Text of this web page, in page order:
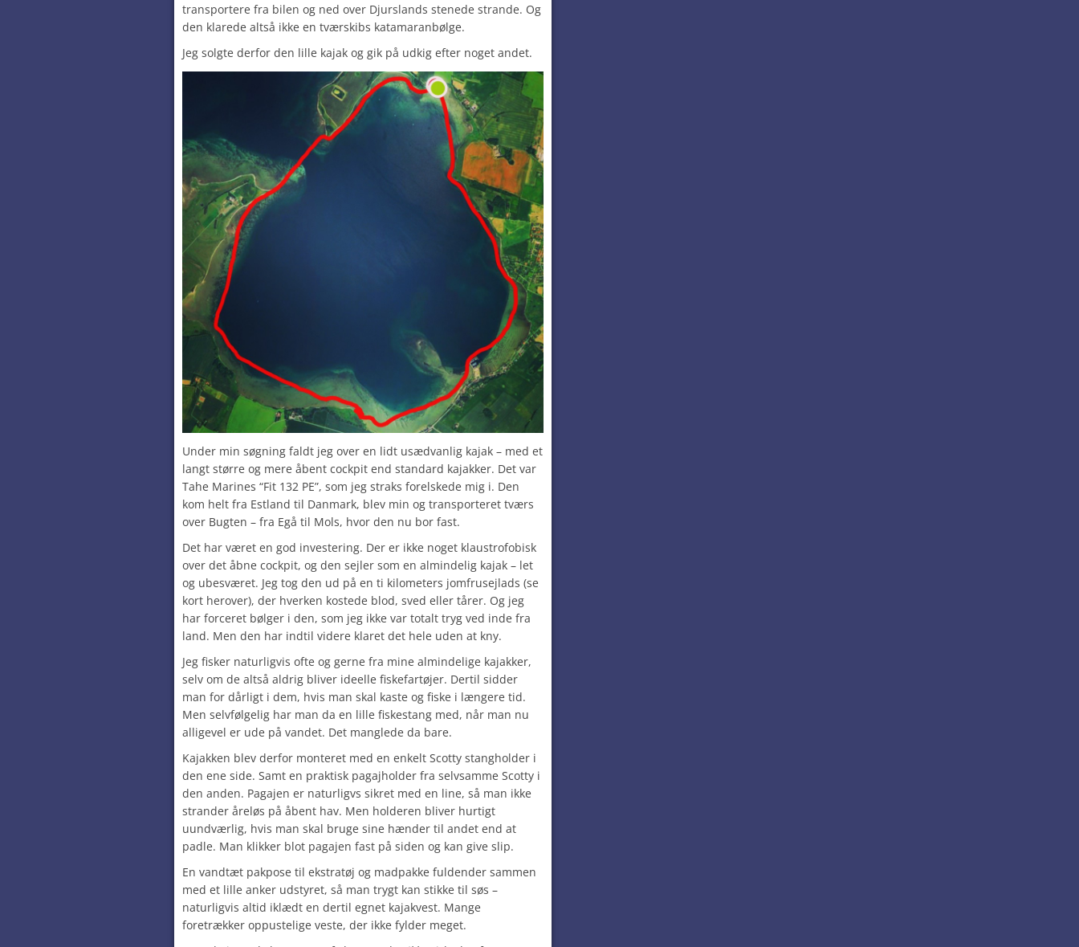
transportere fra bilen og ned over Djurslands stenede strande. Og
den klarede altså ikke en tværskibs katamaranbølge.
Jeg solgte derfor den lille kajak og gik på udkig efter noget andet.
Under min søgning faldt jeg over en lidt usædvanlig kajak – med et
langt større og mere åbent cockpit end standard kajakker. Det var
Tahe Marines “Fit 132 PE”, som jeg straks forelskede mig i. Den
kom helt fra Estland til Danmark, blev min og transporteret tværs
over Bugten – fra Egå til Mols, hvor den nu bor fast.
Det har været en god investering. Der er ikke noget klaustrofobisk
over det åbne cockpit, og den sejler som en almindelig kajak – let
og ubesværet. Jeg tog den ud på en ti kilometers jomfrusejlads (se
kort herover), der hverken kostede blod, sved eller tårer. Og jeg
har forceret bølger i den, som jeg ikke var totalt tryg ved inde fra
land. Men den har indtil videre klaret det hele uden at kny.
Jeg fisker naturligvis ofte og gerne fra mine almindelige kajakker,
selv om de altså aldrig bliver ideelle fiskefartøjer. Dertil sidder
man for dårligt i dem, hvis man skal kaste og fiske i længere tid.
Men selvfølgelig har man da en lille fiskestang med, når man nu
alligevel er ude på vandet. Det manglede da bare.
Kajakken blev derfor monteret med en enkelt Scotty stangholder i
den ene side. Samt en praktisk pagajholder fra selvsamme Scotty i
den anden. Pagajen er naturligvs sikret med en line, så man ikke
strander åreløs på åbent hav. Men holderen bliver hurtigt
uundværlig, hvis man skal bruge sine hænder til andet end at
padle. Man klikker blot pagajen fast på siden og kan give slip.
En vandtæt pakpose til ekstratøj og madpakke fuldender sammen
med et lille anker udstyret, så man trygt kan stikke til søs –
naturligvis altid iklædt en dertil egnet kajakvest. Mange
foretrækker oppustelige veste, der ikke fylder meget.